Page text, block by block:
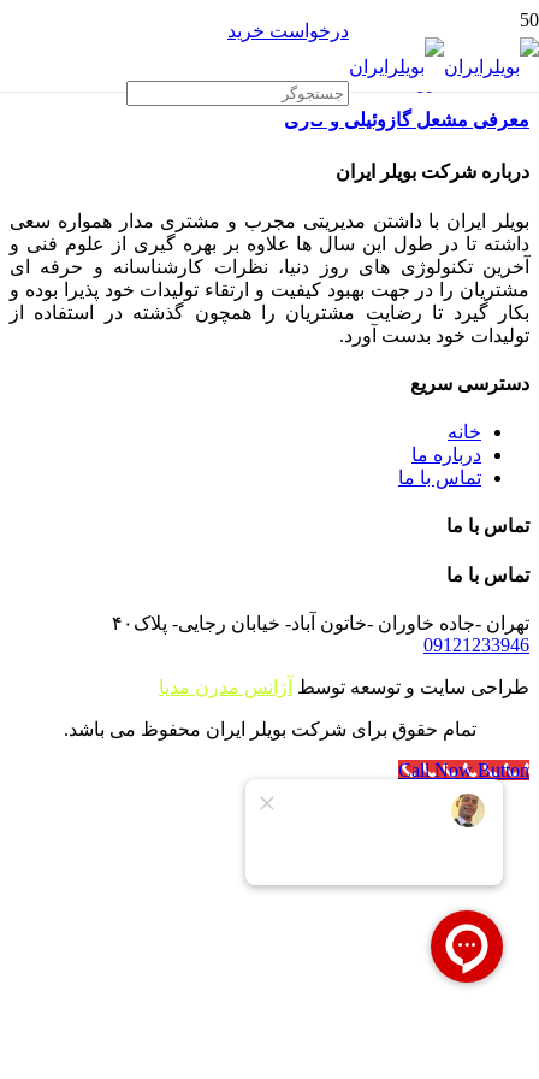
درخواست خرید
معرفی مشعل گازوئیلی و گازی
درباره شرکت بویلر ایران
بویلر ایران با داشتن مدیریتی مجرب و مشتری مدار همواره سعی
داشته تا در طول این سال ها علاوه بر بهره گیری از علوم فنی و
آخرین تکنولوژی های روز دنیا، نظرات کارشناسانه و حرفه ای
مشتریان را در جهت بهبود کیفیت و ارتقاء تولیدات خود پذیرا بوده و
بکار گیرد تا رضایت مشتریان را همچون گذشته در استفاده از
تولیدات خود بدست آورد.
دسترسی سریع
خانه
درباره ما
تماس با ما
تماس با ما
تماس با ما
تهران -جاده خاوران -خاتون آباد- خیابان رجایی- پلاک۴۰
09121233946
طراحی سایت و توسعه توسط آژانس مدرن مدیا
تمام حقوق برای شرکت بویلر ایران محفوظ می باشد.
Call Now Button